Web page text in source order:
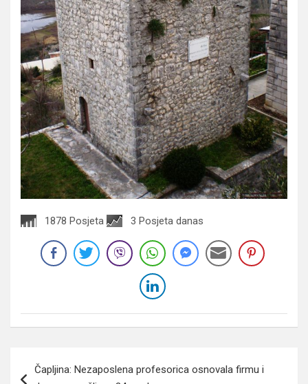
1878 Posjeta 3 Posjeta danas
članaka
Čapljina: Nezaposlena profesorica osnovala firmu i